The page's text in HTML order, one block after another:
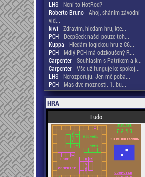
LHS- Není to HotRod?
Roberto Bruno- Ahoj, sháním závodní
vid...
kiwi - Zdravim, hledam hru, kte...
PCH- DeepSeek našel pouze toh...
Kuppa - Hledám logickou hru z C6...
PCH- Mdlý PCH má odzkoušený R...
Carpenter- Souhlasím s Patrikem a k...
Carpenter- Vše už funguje ke spokoj...
LHS- Nerozporuju. Jen mě poba...
PCH- Mas dve moznosti. 1. bu...
HRA
Ludo